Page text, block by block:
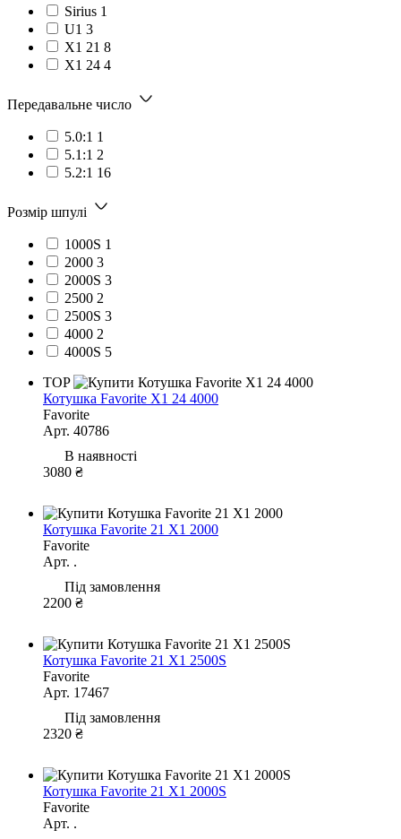
Sirius 1
U1 3
X1 21 8
X1 24 4
Передавальне число
5.0:1 1
5.1:1 2
5.2:1 16
Розмір шпулі
1000S 1
2000 3
2000S 3
2500 2
2500S 3
4000 2
4000S 5
TOP
Котушка Favorite X1 24 4000
Favorite
Арт. 40786
В наявності
3080 ₴
Котушка Favorite 21 X1 2000
Favorite
Арт. .
Під замовлення
2200 ₴
Котушка Favorite 21 X1 2500S
Favorite
Арт. 17467
Під замовлення
2320 ₴
Котушка Favorite 21 X1 2000S
Favorite
Арт. .